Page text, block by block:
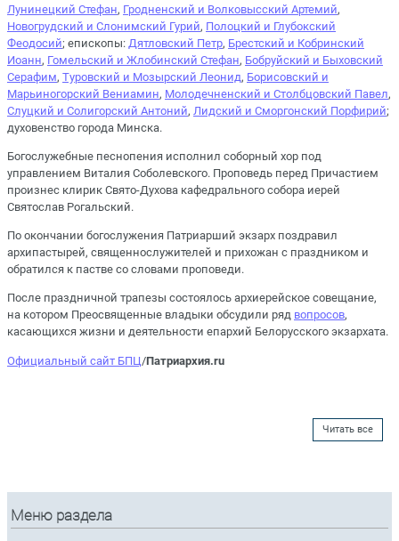
Лунинецкий Стефан, Гродненский и Волковысский Артемий,
Новогрудский и Слонимский Гурий, Полоцкий и Глубокский
Феодосий; епископы: Дятловский Петр, Брестский и Кобринский
Иоанн, Гомельский и Жлобинский Стефан, Бобруйский и Быховский
Серафим, Туровский и Мозырский Леонид, Борисовский и
Марьиногорский Вениамин, Молодечненский и Столбцовский Павел,
Слуцкий и Солигорский Антоний, Лидский и Сморгонский Порфирий;
духовенство города Минска.
Богослужебные песнопения исполнил соборный хор под
управлением Виталия Соболевского. Проповедь перед Причастием
произнес клирик Свято-Духова кафедрального собора иерей
Святослав Рогальский.
По окончании богослужения Патриарший экзарх поздравил
архипастырей, священнослужителей и прихожан с праздником и
обратился к пастве со словами проповеди.
После праздничной трапезы состоялось архиерейское совещание,
на котором Преосвященные владыки обсудили ряд вопросов,
касающихся жизни и деятельности епархий Белорусского экзархата.
Официальный сайт БПЦ /Патриархия.ru
Читать все
Меню раздела